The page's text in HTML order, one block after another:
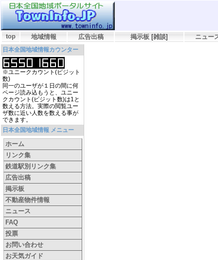
top 地域情報 広告出稿 掲示板 [雑談] ニュー
日本全国地域情報カウンター
※ユニークカウント(ビジット
数)
同一のユーザが１日の間に何
ページ読み込もうと、ユニー
クカウント(ビジット数)は1と
数える方法。実際の閲覧ユー
ザ数に近い人数を数える事が
できます。
日本全国地域情報 メニュー
ホーム
リンク集
鉄道駅別リンク集
広告出稿
掲示板
不動産物件情報
ニュース
FAQ
投票
お問い合わせ
お天気ガイド